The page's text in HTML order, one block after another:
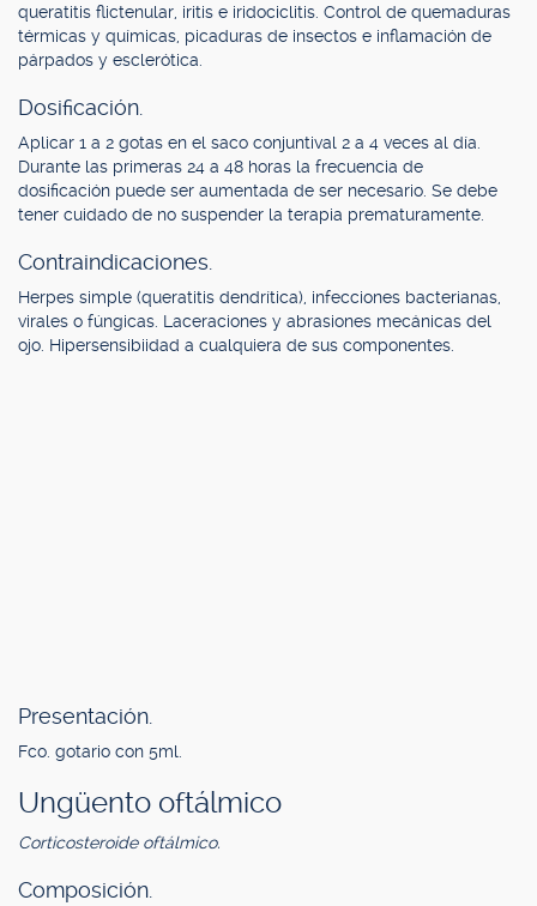
queratitis flictenular, iritis e iridociclitis. Control de quemaduras
térmicas y químicas, picaduras de insectos e inflamación de
párpados y esclerótica.
Dosificación.
Aplicar 1 a 2 gotas en el saco conjuntival 2 a 4 veces al día.
Durante las primeras 24 a 48 horas la frecuencia de
dosificación puede ser aumentada de ser necesario. Se debe
tener cuidado de no suspender la terapia prematuramente.
Contraindicaciones.
Herpes simple (queratitis dendrítica), infecciones bacterianas,
virales o fúngicas. Laceraciones y abrasiones mecánicas del
ojo. Hipersensibiidad a cualquiera de sus componentes.
Presentación.
Fco. gotario con 5ml.
Ungüento oftálmico
Corticosteroide oftálmico.
Composición.